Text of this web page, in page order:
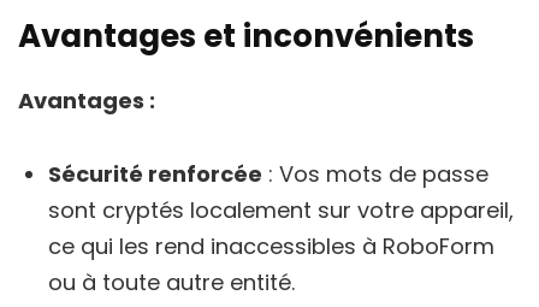
Avantages et inconvénients
Avantages :
Sécurité renforcée : Vos mots de passe
sont cryptés localement sur votre appareil,
ce qui les rend inaccessibles à RoboForm
ou à toute autre entité.